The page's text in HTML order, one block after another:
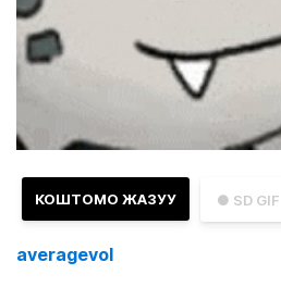
● SD GIF
КОШТОМО ЖАЗУУ
averagevol